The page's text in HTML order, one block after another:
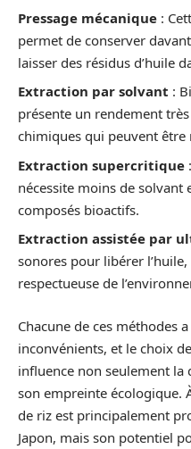
Pressage mécanique :
permet de conserver
laisser des résidus d’huile
Extraction par solvant :
présente un rendement
chimiques qui peuvent être
Extraction supercritique
nécessite moins de solvant
composés bioactifs.
Extraction assistée par
sonores pour libérer
respectueuse de
Chacune de ces méthodes
inconvénients, et le choix
influence non seulement la
son empreinte écologique.
de riz est principalement
Japon, mais son potentiel